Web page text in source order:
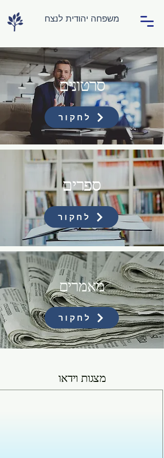
משפחה יהודית לנצח
סרטונים
לחקור
ספרים
לחקור
מאמרים
לחקור
מצגות וידאו